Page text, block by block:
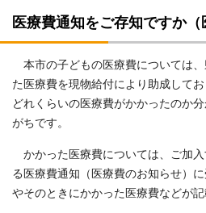
医療費通知をご存知ですか（
本市の子どもの医療費については
た医療費を現物給付により助成して
どれくらいの医療費がかかったのか
がちです。
かかった医療費については、ご加
る医療費通知（医療費のお知らせ）
やそのときにかかった医療費などが記